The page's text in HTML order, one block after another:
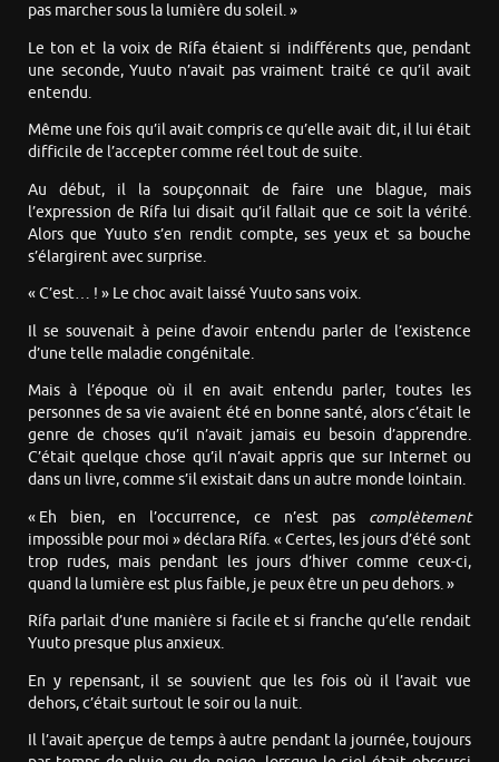
pas marcher sous la lumière du soleil. »
Le ton et la voix de Rífa étaient si indifférents que, pendant
une seconde, Yuuto n’avait pas vraiment traité ce qu’il avait
entendu.
Même une fois qu’il avait compris ce qu’elle avait dit, il lui était
difficile de l’accepter comme réel tout de suite.
Au début, il la soupçonnait de faire une blague, mais
l’expression de Rífa lui disait qu’il fallait que ce soit la vérité.
Alors que Yuuto s’en rendit compte, ses yeux et sa bouche
s’élargirent avec surprise.
« C’est… ! » Le choc avait laissé Yuuto sans voix.
Il se souvenait à peine d’avoir entendu parler de l’existence
d’une telle maladie congénitale.
Mais à l’époque où il en avait entendu parler, toutes les
personnes de sa vie avaient été en bonne santé, alors c’était le
genre de choses qu’il n’avait jamais eu besoin d’apprendre.
C’était quelque chose qu’il n’avait appris que sur Internet ou
dans un livre, comme s’il existait dans un autre monde lointain.
« Eh bien, en l’occurrence, ce n’est pas complètement
impossible pour moi » déclara Rífa. « Certes, les jours d’été sont
trop rudes, mais pendant les jours d’hiver comme ceux-ci,
quand la lumière est plus faible, je peux être un peu dehors. »
Rífa parlait d’une manière si facile et si franche qu’elle rendait
Yuuto presque plus anxieux.
En y repensant, il se souvient que les fois où il l’avait vue
dehors, c’était surtout le soir ou la nuit.
Il l’avait aperçue de temps à autre pendant la journée, toujours